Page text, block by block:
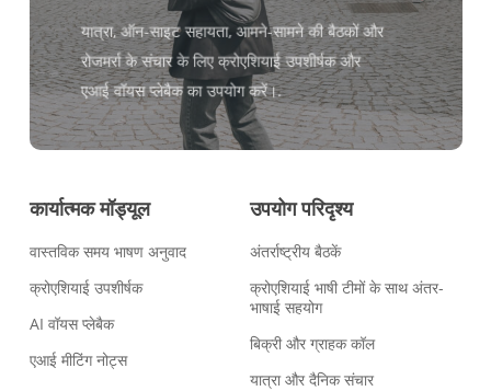
यात्रा, ऑन-साइट सहायता, आमने-सामने की बैठकों और
रोजमर्रा के संचार के लिए क्रोएशियाई उपशीर्षक और
एआई वॉयस प्लेबैक का उपयोग करें।.
कार्यात्मक मॉड्यूल
वास्तविक समय भाषण अनुवाद
क्रोएशियाई उपशीर्षक
AI वॉयस प्लेबैक
एआई मीटिंग नोट्स
उपयोग परिदृश्य
अंतर्राष्ट्रीय बैठकें
क्रोएशियाई भाषी टीमों के साथ अंतर-
भाषाई सहयोग
बिक्री और ग्राहक कॉल
यात्रा और दैनिक संचार